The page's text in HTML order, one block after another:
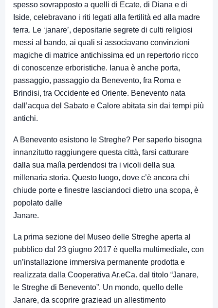
spesso sovrapposto a quelli di Ecate, di Diana e di
Iside, celebravano i riti legati alla fertilità ed alla madre
terra. Le ‘janare’, depositarie segrete di culti religiosi
messi al bando, ai quali si associavano convinzioni
magiche di matrice antichissima ed un repertorio ricco
di conoscenze erboristiche. Ianua è anche porta,
passaggio, passaggio da Benevento, fra Roma e
Brindisi, tra Occidente ed Oriente. Benevento nata
dall’acqua del Sabato e Calore abitata sin dai tempi più
antichi.
A Benevento esistono le Streghe? Per saperlo bisogna
innanzitutto raggiungere questa città, farsi catturare
dalla sua malìa perdendosi tra i vicoli della sua
millenaria storia. Questo luogo, dove c’è ancora chi
chiude porte e finestre lasciandoci dietro una scopa, è
popolato dalle
Janare.
La prima sezione del Museo delle Streghe aperta al
pubblico dal 23 giugno 2017 è quella multimediale, con
un’installazione immersiva permanente prodotta e
realizzata dalla Cooperativa Ar.eCa. dal titolo “Janare,
le Streghe di Benevento”. Un mondo, quello delle
Janare, da scoprire graziead un allestimento